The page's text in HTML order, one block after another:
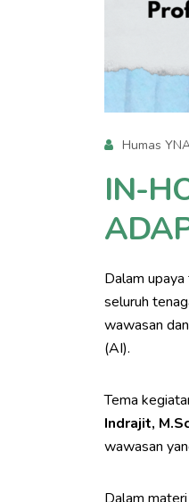
Humas
IN-
Dalam
seluruh
wawasan
(AI).
Tema
Indrajit,
wawasan